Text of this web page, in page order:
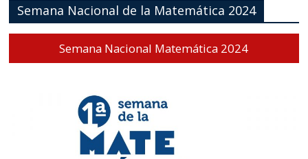
Semana Nacional de la Matemática 2024
Semana Nacional Matemática 2024